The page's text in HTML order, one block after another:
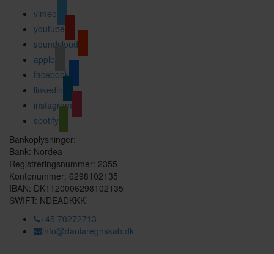
vimeo
youtube
soundcloud
apple
facebook
linkedin
instagram
spotify
Bankoplysninger:
Bank: Nordea
Registreringsnummer: 2355
Kontonummer: 6298102135
IBAN: DK1120006298102135
SWIFT: NDEADKKK
+45 70272713
info@daniaregnskab.dk